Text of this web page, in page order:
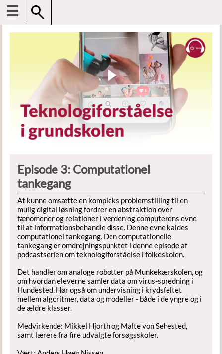
☰
Episode 3: Computationel
tankegang
At kunne omsætte en kompleks problemstilling til en
mulig digital løsning fordrer en abstraktion over
fænomener og relationer i verden og computerens evne
til at informationsbehandle disse. Denne evne kaldes
computationel tankegang. Den computationelle
tankegang er omdrejningspunktet i denne episode af
podcastserien om teknologiforståelse i folkeskolen.
Det handler om analoge robotter på Munkekærskolen, og
om hvordan eleverne samler data om virus-spredning i
Hundested. Hør også om undervisning i krydsfeltet
mellem algoritmer, data og modeller - både i de yngre og i
de ældre klasser.
Medvirkende: Mikkel Hjorth og Malte von Sehested,
samt lærere fra fire udvalgte forsøgsskoler.